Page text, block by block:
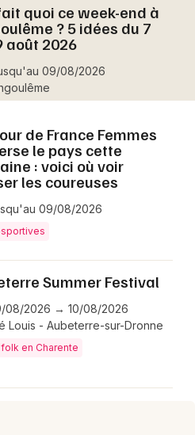
Charente
Aquitaine
quoi ce week-end à
? 5 idées du 7
août 2026
09/08/2026
de France Femmes
le pays cette
: voici où voir
les coureuses
09/08/2026
Summer Festival
08/2026 → 10/08/2026
Louis - Aubeterre-sur-Dronne
en Charente